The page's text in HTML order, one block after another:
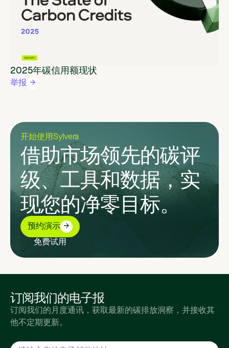
2025年碳信用额现状
举报
开始使用Sylvera
借助市场领先的碳评
级、工具和数据，实
现您的净零目标。
预约演示
免费试用
订阅我们的电子报
订阅我们的月度通讯，获取最新的碳排放洞察，并接收其
他不定期更新。